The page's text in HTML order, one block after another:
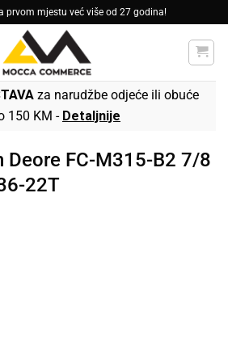
prvom mjestu već više od 27 godina!
za narudžbe odjeće ili obuće
150 KM - Detaljnije
Deore FC-M315-B2 7/8
22T